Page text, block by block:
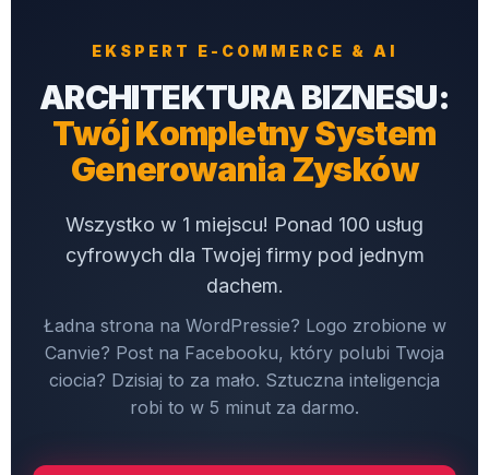
EKSPERT E-COMMERCE & AI
ARCHITEKTURA BIZNESU:
Twój Kompletny System
Generowania Zysków
Wszystko w 1 miejscu! Ponad 100 usług
cyfrowych dla Twojej firmy pod jednym
dachem.
Ładna strona na WordPressie? Logo zrobione w
Canvie? Post na Facebooku, który polubi Twoja
ciocia? Dzisiaj to za mało. Sztuczna inteligencja
robi to w 5 minut za darmo.